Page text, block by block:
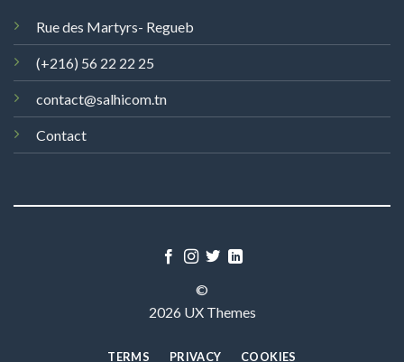
Rue des Martyrs- Regueb
(+216) 56 22 22 25
contact@salhicom.tn
Contact
©
2026 UX Themes
TERMS PRIVACY COOKIES